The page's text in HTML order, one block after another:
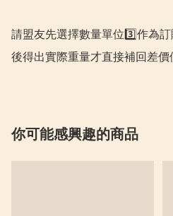
請盟友先選擇數量單位3️⃣作為
後得出實際重量才直接補回差價
你可能感興趣的商品